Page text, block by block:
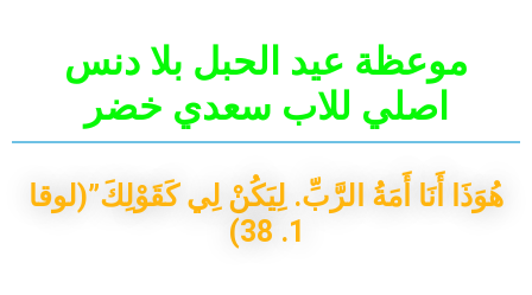
موعظة عيد الحبل بلا دنس
اصلي للاب سعدي خضر
هُوَذَا أَنَا أَمَةُ الرَّبِّ. لِيَكُنْ لِي كَقَوْلِكَ”(لوقا
1. 38)